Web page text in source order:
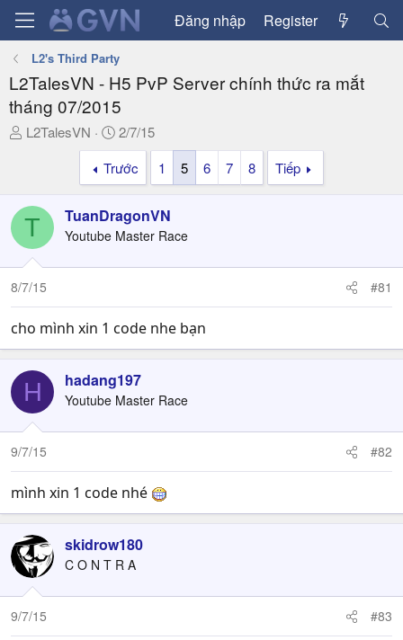
Đăng nhập Register
L2's Third Party
L2TalesVN - H5 PvP Server chính thức ra mắt
tháng 07/2015
T
a
d
s
t
a
e
L2TalesVN
N
g
à
y
ử
i
2/7/15
Trước
1 5 6 7 8 Tiếp
T TuanDragonVN
Youtube Master Race
8/7/15 #81
cho mình xin 1 code nhe bạn
H hadang197
Youtube Master Race
9/7/15 #82
mình xin 1 code nhé
skidrow180
C O N T R A
9/7/15 #83